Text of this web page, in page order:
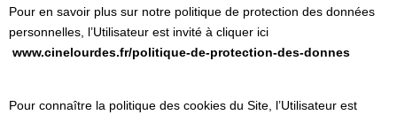
Pour en savoir plus sur notre politique de protection des données
personnelles, l’Utilisateur est invité à cliquer ici
www.cinelourdes.fr/politique-de-protection-des-donnes
Pour connaître la politique des cookies du Site, l’Utilisateur est